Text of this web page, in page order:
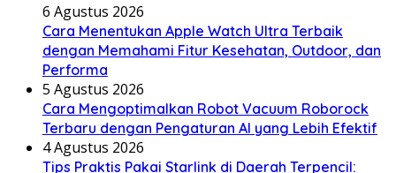
6 Agustus 2026
Cara Menentukan Apple Watch Ultra Terbaik
dengan Memahami Fitur Kesehatan, Outdoor, dan
Performa
5 Agustus 2026
Cara Mengoptimalkan Robot Vacuum Roborock
Terbaru dengan Pengaturan AI yang Lebih Efektif
4 Agustus 2026
Tips Praktis Pakai Starlink di Daerah Terpencil: